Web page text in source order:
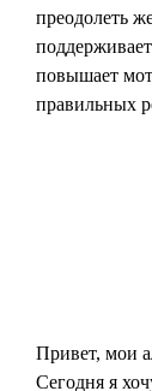
преодолеть
повышает
правильных
Привет, мои
Сегодня я